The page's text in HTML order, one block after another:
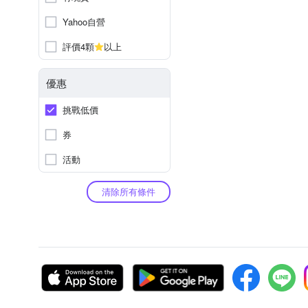
Yahoo自營
評價4顆
以上
優惠
挑戰低價
券
活動
清除所有條件